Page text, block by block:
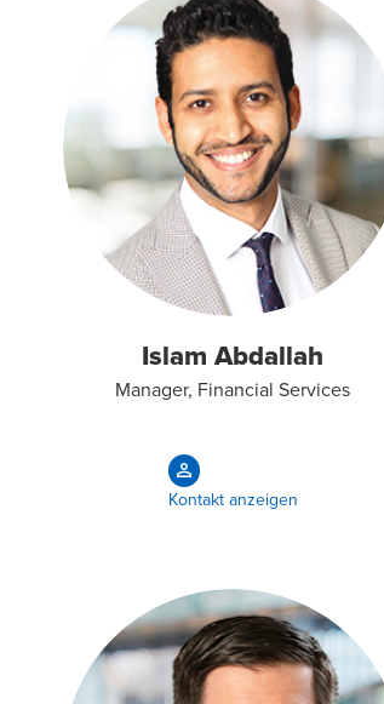
Islam Abdallah
Manager, Financial Services
Kontakt anzeigen